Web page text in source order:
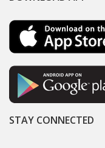
STAY CONNECTED